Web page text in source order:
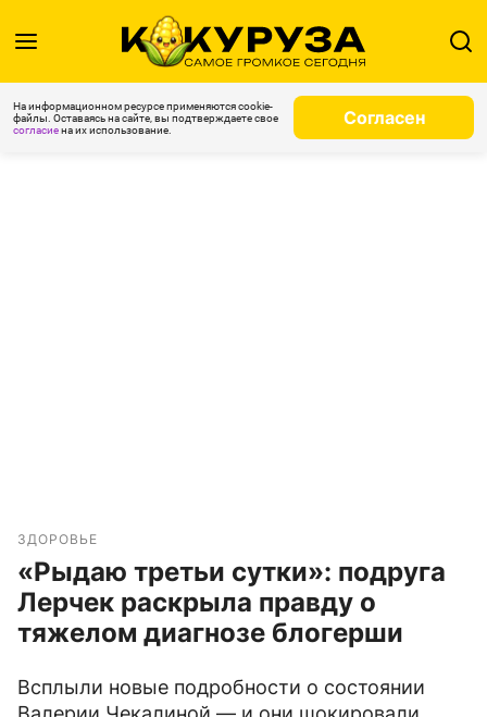
На информационном ресурсе применяются cookie-
файлы. Оставаясь на сайте, вы подтверждаете свое
согласиена их использование.
Согласен
ЗДОРОВЬЕ
«Рыдаю третьи сутки»: подруга
Лерчек раскрыла правду о
тяжелом диагнозе блогерши
Всплыли новые подробности о состоянии